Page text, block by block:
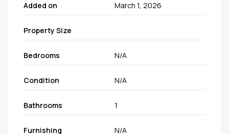
Added on March 1, 2026
Property Size
Condition N/A
Bedrooms N/A
Bathrooms 1
Furnishing N/A